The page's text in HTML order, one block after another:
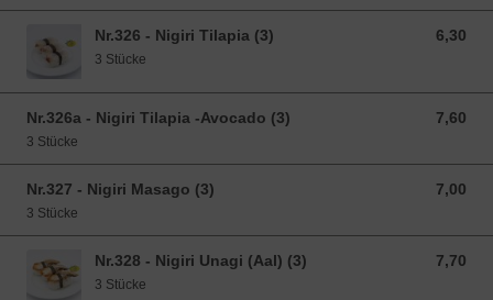
Nr.326 - Nigiri Tilapia (3) 6,30
6,30 EUR
3 Stücke
Nr.326a - Nigiri Tilapia -Avocado (3) 7,60
7,60 EUR
3 Stücke
Nr.327 - Nigiri Masago (3) 7,00
7,00 EUR
3 Stücke
Nr.328 - Nigiri Unagi (Aal) (3) 7,70
7,70 EUR
3 Stücke